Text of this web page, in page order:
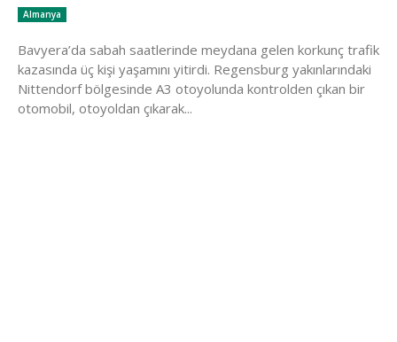
Almanya
Bavyera’da sabah saatlerinde meydana gelen korkunç trafik
kazasında üç kişi yaşamını yitirdi. Regensburg yakınlarındaki
Nittendorf bölgesinde A3 otoyolunda kontrolden çıkan bir
otomobil, otoyoldan çıkarak...